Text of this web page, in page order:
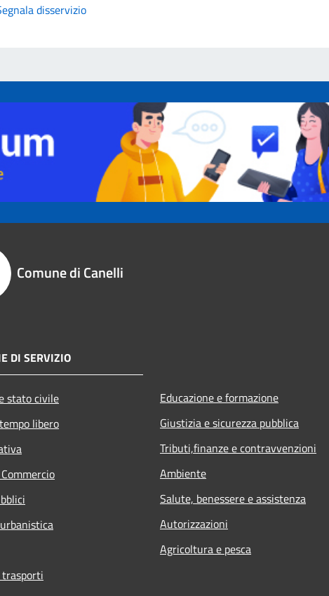
disservizio
Comune di Canelli
DI SERVIZIO
stato civile
libero
Educazione e formazione
Giustizia e sicurezza pubblica
Tributi,finanze e contravvenzioni
Ambiente
Salute, benessere e assistenza
Autorizzazioni
Agricoltura e pesca